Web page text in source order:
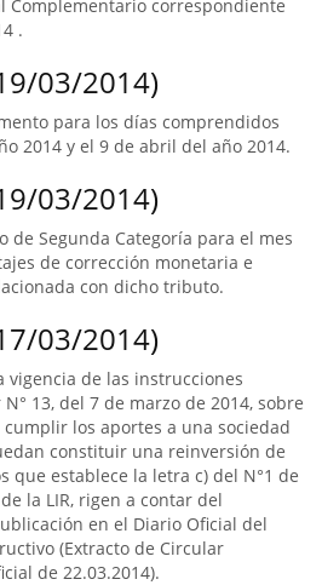
Complementario correspondiente
.
03/2014)
para los días comprendidos
2014 y el 9 de abril del año 2014.
03/2014)
de Segunda Categoría para el mes
de corrección monetaria e
con dicho tributo.
03/2014)
vigencia de las instrucciones
13, del 7 de marzo de 2014, sobre
los aportes a una sociedad
constituir una reinversión de
que establece la letra c) del N°1 de
la LIR, rigen a contar del
en el Diario Oficial del
(Extracto de Circular
de 22.03.2014).